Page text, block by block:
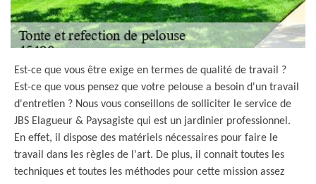
Est-ce que vous être exige en termes de qualité de travail ?
Est-ce que vous pensez que votre pelouse a besoin d'un travail
d'entretien ? Nous vous conseillons de solliciter le service de
JBS Elagueur & Paysagiste qui est un jardinier professionnel.
En effet, il dispose des matériels nécessaires pour faire le
travail dans les règles de l'art. De plus, il connait toutes les
techniques et toutes les méthodes pour cette mission assez